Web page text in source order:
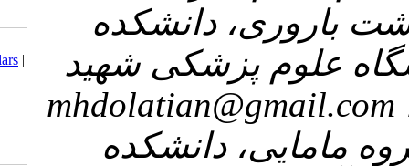
دانشکده
شهید
BibTeX
RIS EndNote Medlars
Reference Manager|
Send citation to: